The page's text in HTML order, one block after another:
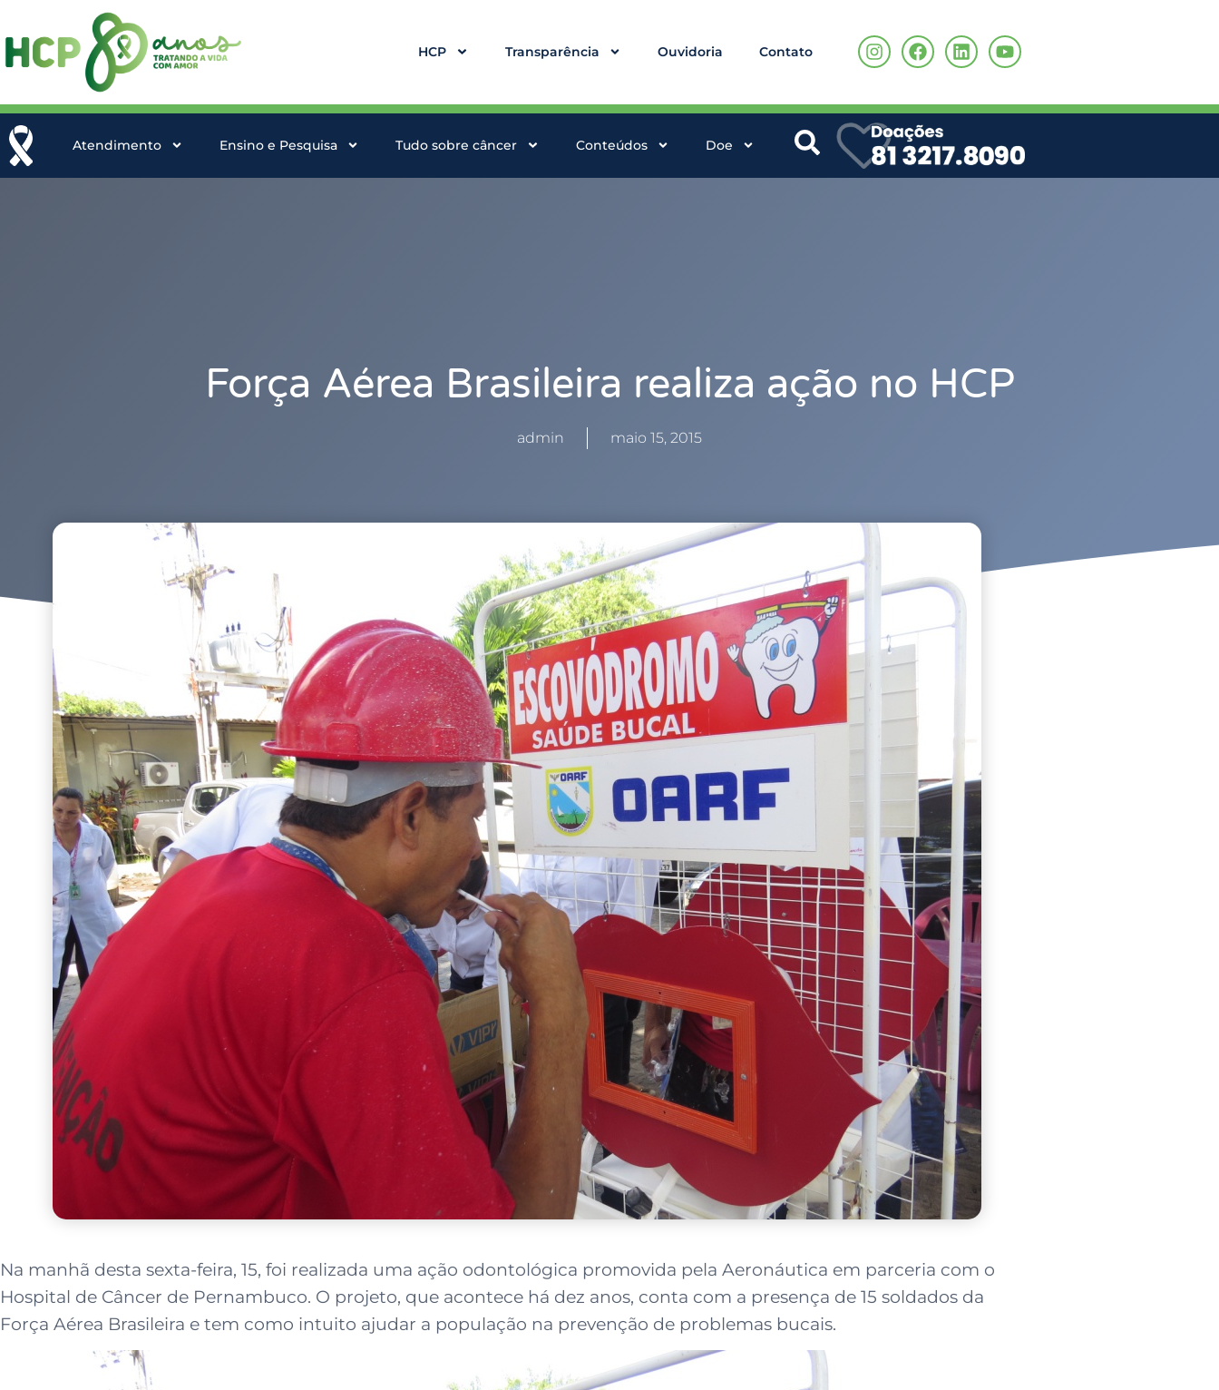
HCP Transparência Ouvidoria Contato
Atendimento Ensino e Pesquisa Tudo sobre câncer Conteúdos Doe
Força Aérea Brasileira realiza ação no HCP
admin maio 15, 2015
Na manhã desta sexta-feira, 15, foi realizada uma ação odontológica promovida pela Aeronáutica em parceria com o
Hospital de Câncer de Pernambuco. O projeto, que acontece há dez anos, conta com a presença de 15 soldados da
Força Aérea Brasileira e tem como intuito ajudar a população na prevenção de problemas bucais.